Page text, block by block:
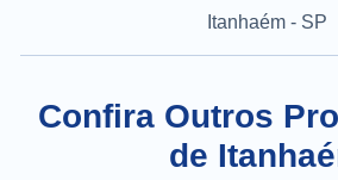
Itanhaém - SP
Confira Outros
de